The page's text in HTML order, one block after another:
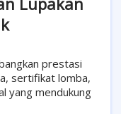
prestasi
sertifikat lomba,
yang mendukung